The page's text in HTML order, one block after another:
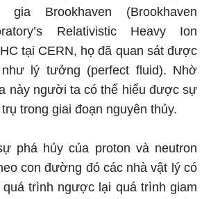
gia Brookhaven (Brookhaven
Relativistic Heavy Ion
tại CERN, họ đã quan sát được
lý tưởng (perfect fluid). Nhờ
này người ta có thể hiểu được sự
trong giai đoạn nguyên thủy.
phá hủy của proton và neutron
con đường đó các nhà vật lý có
trình ngược lại quá trình giam